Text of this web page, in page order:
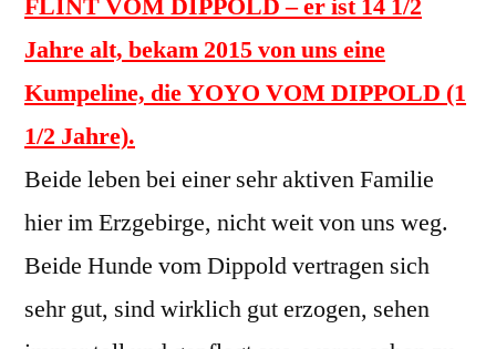
FLINT VOM DIPPOLD – er ist 14 1/2
Jahre alt, bekam 2015 von uns eine
Kumpeline, die YOYO VOM DIPPOLD (1
1/2 Jahre).
Beide leben bei einer sehr aktiven Familie
hier im Erzgebirge, nicht weit von uns weg.
Beide Hunde vom Dippold vertragen sich
sehr gut, sind wirklich gut erzogen, sehen